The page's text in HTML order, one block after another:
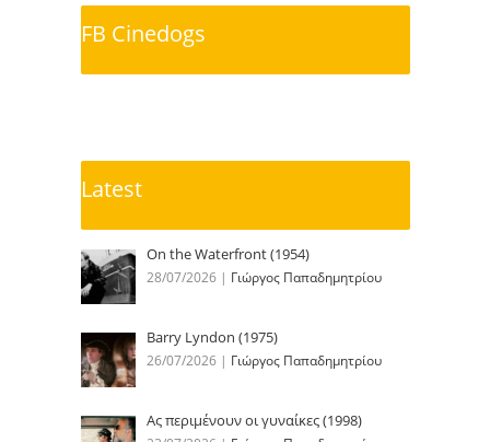
FB Cinedogs
Latest
On the Waterfront (1954)
28/07/2026 | Γιώργος Παπαδημητρίου
Barry Lyndon (1975)
26/07/2026 | Γιώργος Παπαδημητρίου
Ας περιμένουν οι γυναίκες (1998)